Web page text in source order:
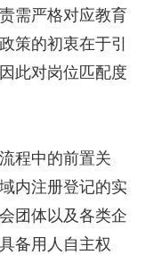
需严格对应教育
策的初衷在于引
此对岗位匹配度
程中的前置关
内注册登记的实
团体以及各类企
备用人自主权